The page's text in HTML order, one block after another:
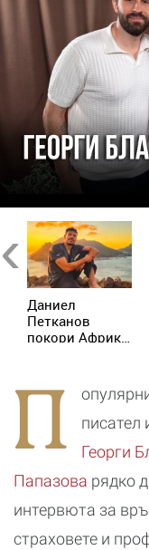
Даниел
Петканов
покори Африка:
незабравими
гледки от
Кейптаун
П
писател
Георги
Папазова рядко
интервюта за
страховете и